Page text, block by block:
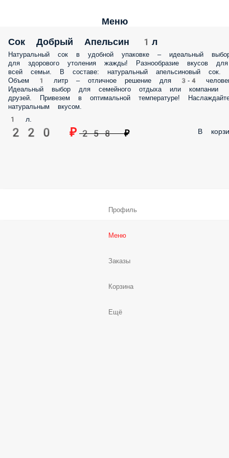
Меню
Сок Добрый Апельсин 1л
Натуральный сок в удобной упаковке – идеальный
для здорового утоления жажды! Разнообразие вкусов для
всей семьи. В составе: натуральный апельсиновый сок.
Объем 1 литр – отличное решение для 3-4
Идеальный выбор для семейного отдыха или компании
друзей. Привезем в оптимальной температуре!
натуральным вкусом.
1 л.
220 ₽ 258 ₽ В
Профиль
Меню
Заказы
Корзина
Ещё